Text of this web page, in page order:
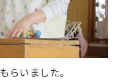
らいました。